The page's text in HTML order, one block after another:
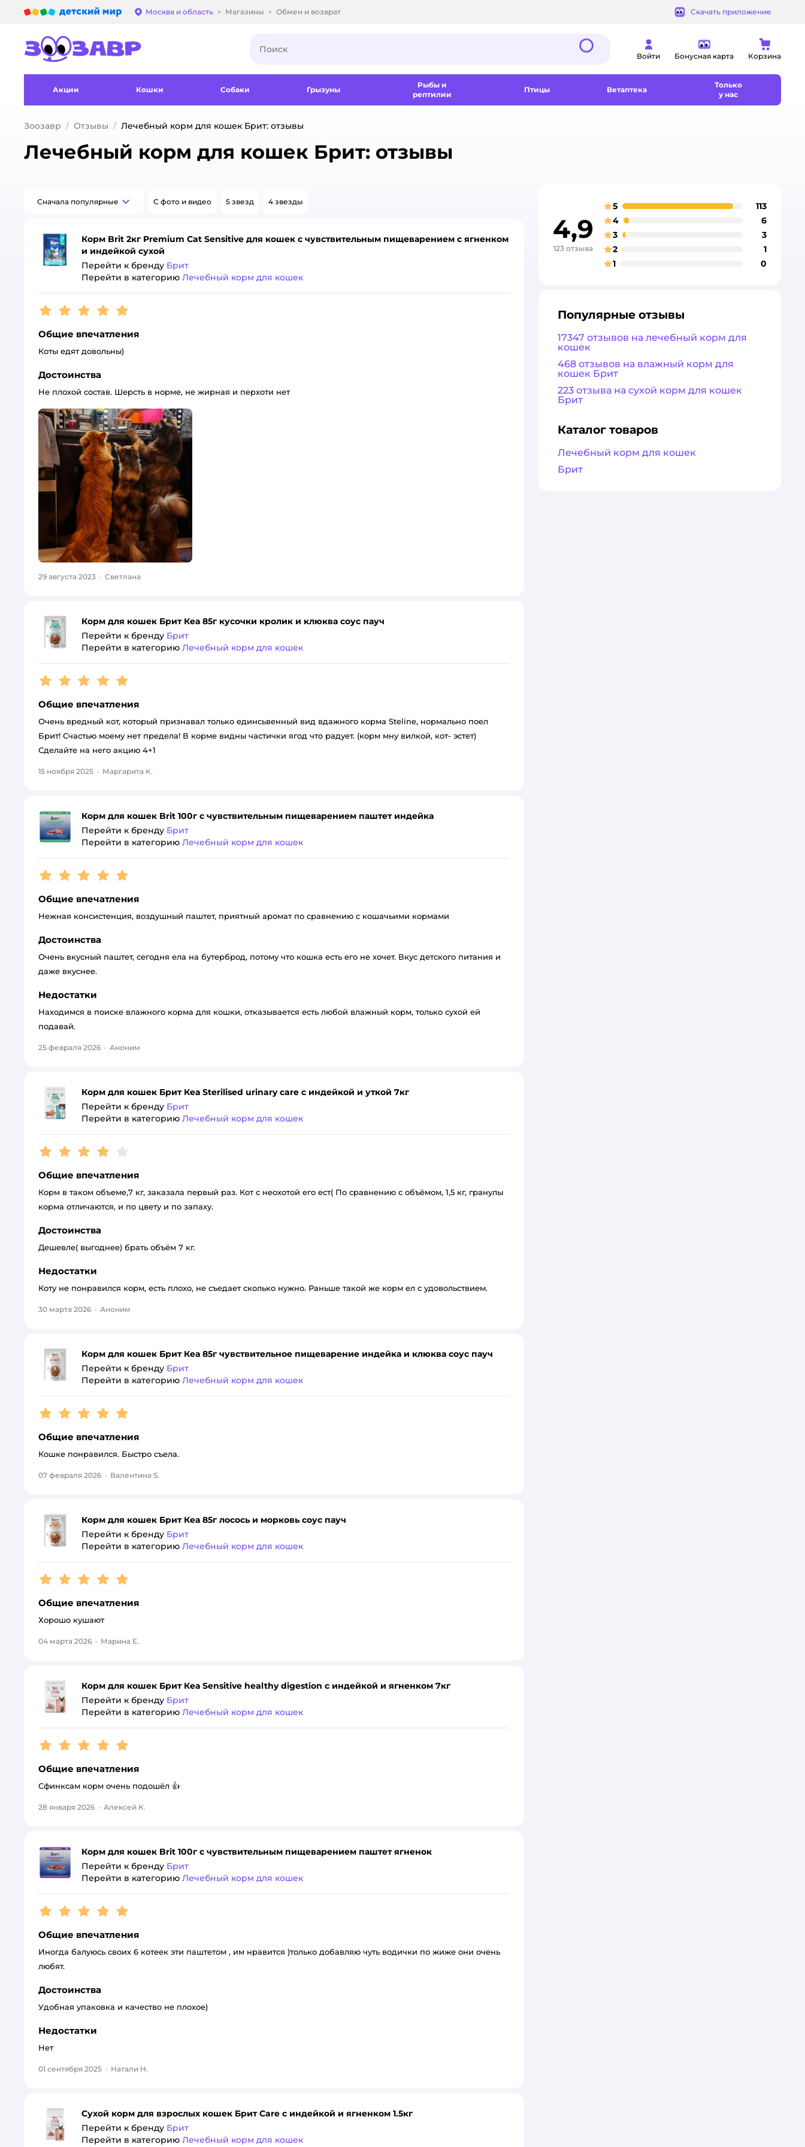
Выбор адреса доставки.
Москва и область Магазины Обмен и возврат Скачать приложение
Войти Бонусная карта Корзина
Акции Кошки Собаки Грызуны
Рыбы и
рептилии
Птицы Ветаптека
Только
у нас
Зоозавр Отзывы Лечебный корм для кошек Брит: отзывы
Лечебный корм для кошек Брит: отзывы
Сначала популярные С фото и видео 5 звезд 4 звезды
Корм Brit 2кг Premium Cat Sensitive для кошек с чувствительным пищеварением с ягненком
и индейкой сухой
Перейти к бренду Брит
Перейти в категорию Лечебный корм для кошек
Рейтинг:5
Общие впечатления
Коты едят довольны)
Достоинства
Не плохой состав. Шерсть в норме, не жирная и перхоти нет
29 августа 2023 · Светлана
Корм для кошек Брит Кеа 85г кусочки кролик и клюква соус пауч
Перейти к бренду Брит
Перейти в категорию Лечебный корм для кошек
Рейтинг:5
Общие впечатления
Очень вредный кот, который признавал только единсьвенный вид вдажного корма Steline, нормально поел
Брит! Счастью моему нет предела! В корме видны частички ягод что радует. (корм мну вилкой, кот- эстет)
Сделайте на него акцию 4+1
15 ноября 2025 · Маргарита К.
Корм для кошек Brit 100г с чувствительным пищеварением паштет индейка
Перейти к бренду Брит
Перейти в категорию Лечебный корм для кошек
Рейтинг:5
Общие впечатления
Нежная консистенция, воздушный паштет, приятный аромат по сравнению с кошачьими кормами
Достоинства
Очень вкусный паштет, сегодня ела на бутерброд, потому что кошка есть его не хочет. Вкус детского питания и
даже вкуснее.
Недостатки
Находимся в поиске влажного корма для кошки, отказывается есть любой влажный корм, только сухой ей
подавай.
25 февраля 2026 · Аноним
Корм для кошек Брит Кеа Sterilised urinary care с индейкой и уткой 7кг
Перейти к бренду Брит
Перейти в категорию Лечебный корм для кошек
Рейтинг:4
Общие впечатления
Корм в таком объеме,7 кг, заказала первый раз. Кот с неохотой его ест( По сравнению с объёмом, 1,5 кг, гранулы
корма отличаются, и по цвету и по запаху.
Достоинства
Дешевле( выгоднее) брать объём 7 кг.
Недостатки
Коту не понравился корм, есть плохо, не съедает сколько нужно. Раньше такой же корм ел с удовольствием.
30 марта 2026 · Аноним
Корм для кошек Брит Кеа 85г чувствительное пищеварение индейка и клюква соус пауч
Перейти к бренду Брит
Перейти в категорию Лечебный корм для кошек
Рейтинг:5
Общие впечатления
Кошке понравился. Быстро съела.
07 февраля 2026 · Валентина S.
Корм для кошек Брит Кеа 85г лосось и морковь соус пауч
Перейти к бренду Брит
Перейти в категорию Лечебный корм для кошек
Рейтинг:5
Общие впечатления
Хорошо кушают
04 марта 2026 · Марина Е.
Корм для кошек Брит Кеа Sensitive healthy digestion с индейкой и ягненком 7кг
Перейти к бренду Брит
Перейти в категорию Лечебный корм для кошек
Рейтинг:5
Общие впечатления
Сфинксам корм очень подошёл 👍
28 января 2026 · Алексей К.
Корм для кошек Brit 100г с чувствительным пищеварением паштет ягненок
Перейти к бренду Брит
Перейти в категорию Лечебный корм для кошек
Рейтинг:5
Общие впечатления
Иногда балуюсь своих 6 котеек эти паштетом , им нравится )только добавляю чуть водички по жиже они очень
любят.
Достоинства
Удобная упаковка и качество не плохое)
Недостатки
Нет
01 сентября 2025 · Натали Н.
Сухой корм для взрослых кошек Брит Care с индейкой и ягненком 1.5кг
Перейти к бренду Брит
Перейти в категорию Лечебный корм для кошек
4,9
123 отзыва
оценка
5 113отзыва
оценка
4 6отзыва
оценка
3 3отзыва
оценка
2 1отзыва
оценка
1 0
Популярные отзывы
17347 отзывов на лечебный корм для
кошек
468 отзывов на влажный корм для
кошек Брит
223 отзыва на сухой корм для кошек
Брит
Каталог товаров
Лечебный корм для кошек
Брит